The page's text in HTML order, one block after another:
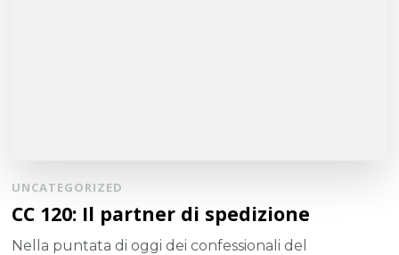
UNCATEGORIZED
CC 120: Il partner di spedizione
Nella puntata di oggi dei confessionali del